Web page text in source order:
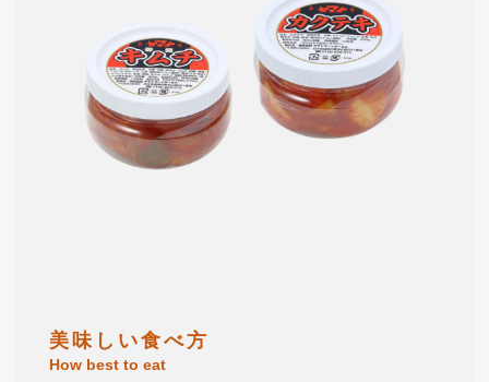
美 味 し い 食 べ 方
How best to eat